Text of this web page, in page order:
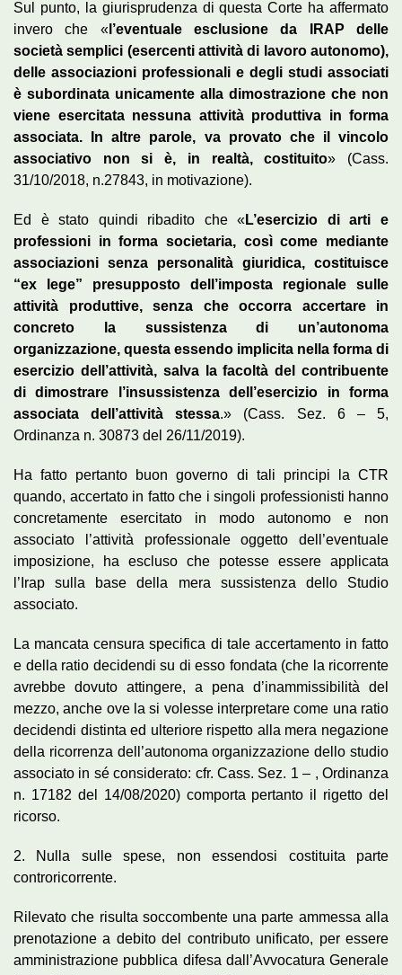
Sul punto, la giurisprudenza di questa Corte ha affermato
invero che «l’eventuale esclusione da IRAP delle
società semplici (esercenti attività di lavoro autonomo),
delle associazioni professionali e degli studi associati
è subordinata unicamente alla dimostrazione che non
viene esercitata nessuna attività produttiva in forma
associata. In altre parole, va provato che il vincolo
associativo non si è, in realtà, costituito» (Cass.
31/10/2018, n.27843, in motivazione).
Ed è stato quindi ribadito che «L’esercizio di arti e
professioni in forma societaria, così come mediante
associazioni senza personalità giuridica, costituisce
“ex lege” presupposto dell’imposta regionale sulle
attività produttive, senza che occorra accertare in
concreto la sussistenza di un’autonoma
organizzazione, questa essendo implicita nella forma di
esercizio dell’attività, salva la facoltà del contribuente
di dimostrare l’insussistenza dell’esercizio in forma
associata dell’attività stessa.» (Cass. Sez. 6 – 5,
Ordinanza n. 30873 del 26/11/2019).
Ha fatto pertanto buon governo di tali principi la CTR
quando, accertato in fatto che i singoli professionisti hanno
concretamente esercitato in modo autonomo e non
associato l’attività professionale oggetto dell’eventuale
imposizione, ha escluso che potesse essere applicata
l’Irap sulla base della mera sussistenza dello Studio
associato.
La mancata censura specifica di tale accertamento in fatto
e della ratio decidendi su di esso fondata (che la ricorrente
avrebbe dovuto attingere, a pena d’inammissibilità del
mezzo, anche ove la si volesse interpretare come una ratio
decidendi distinta ed ulteriore rispetto alla mera negazione
della ricorrenza dell’autonoma organizzazione dello studio
associato in sé considerato: cfr. Cass. Sez. 1 – , Ordinanza
n. 17182 del 14/08/2020) comporta pertanto il rigetto del
ricorso.
2. Nulla sulle spese, non essendosi costituita parte
controricorrente.
Rilevato che risulta soccombente una parte ammessa alla
prenotazione a debito del contributo unificato, per essere
amministrazione pubblica difesa dall’Avvocatura Generale